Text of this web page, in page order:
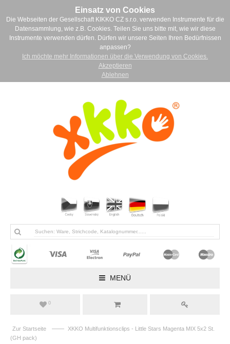
Einsatz von Cookies
Die Webseiten der Gesellschaft KIKKO CZ s.r.o. verwenden Instrumente für die
Datensammlung, wie z.B. Cookies. Teilen Sie uns bitte mit, wie wir diese
Instrumente verwenden dürfen. Dürfen wir unsere Seiten Ihren Bedürfnissen
anpassen?
Ich möchte mehr Informationen über die Verwendung von Cookies.
Akzeptieren
Ablehnen
MENÜ
0
Zur Startseite ——
XKKO Multifunktionsclips - Little Stars Magenta MIX 5x2 St.
(GH pack)